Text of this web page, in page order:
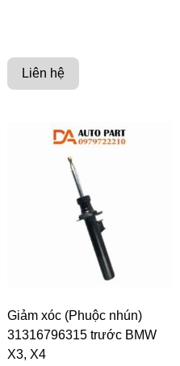
Liên hệ
Giảm xóc (Phuộc nhún)
31316796315 trước BMW
X3, X4